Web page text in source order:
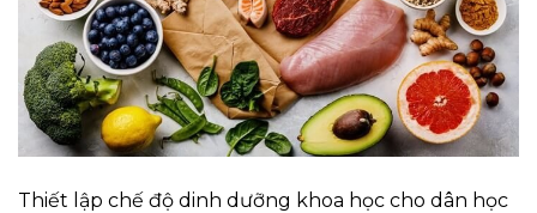
Thiết lập chế độ dinh dưỡng khoa học cho dân học